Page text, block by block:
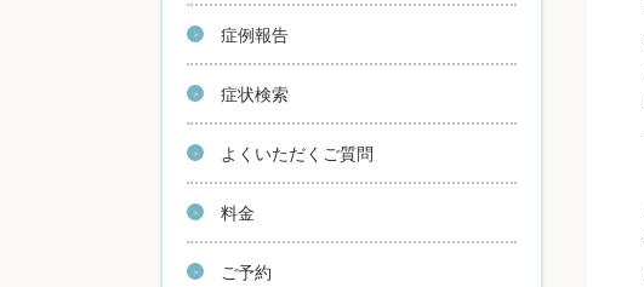
症例報告
症状検索
よくいただくご質問
料金
ご予約